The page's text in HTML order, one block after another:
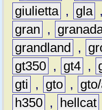
giulietta , gla ,
gran
,
grandland
,
gt350 , gt4 ,
gti
, gto ,
h350 , hellcat